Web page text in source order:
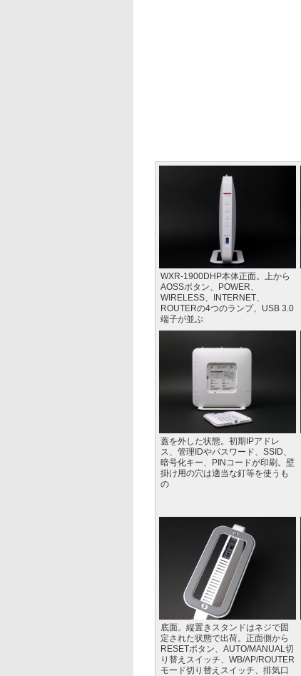
WXR-1900DHP本体正面。上から
AOSSボタン、POWER、
WIRELESS、INTERNET、
ROUTERの4つのランプ、USB 3.0
端子が並ぶ
蓋を外した状態。初期IPアドレ
ス、管理IDやパスワード、SSID、
暗号化キー、PINコードが印刷。壁
掛け用の穴は適当な釘等を使うも
の
底面。縦置きスタンドはネジで固
定された状態で出荷。正面側から
RESETボタン、AUTO/MANUAL切
り替えスイッチ、WB/AP/ROUTER
モード切り替えスイッチ、排気口